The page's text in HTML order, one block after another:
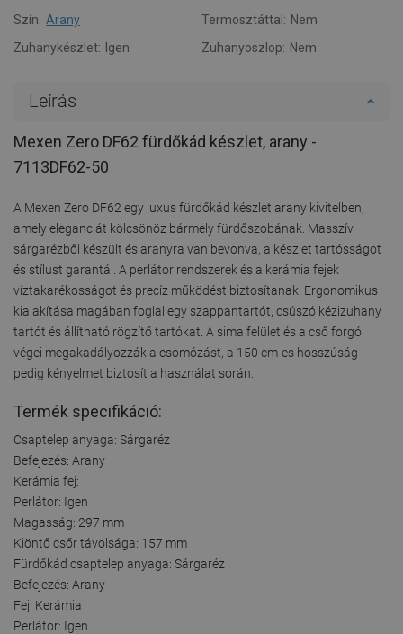
Szín: Arany Termosztáttal: Nem
Zuhanykészlet:
Igen Zuhanyoszlop: Nem
Leírás
Mexen Zero DF62 fürdőkád készlet, arany -
7113DF62-50
A Mexen Zero DF62 egy luxus fürdőkád készlet arany kivitelben,
amely eleganciát kölcsönöz bármely fürdőszobának. Masszív
sárgarézből készült és aranyra van bevonva, a készlet tartósságot
és stílust garantál. A perlátor rendszerek és a kerámia fejek
víztakarékosságot és precíz működést biztosítanak. Ergonomikus
kialakítása magában foglal egy szappantartót, csúszó kézizuhany
tartót és állítható rögzítő tartókat. A sima felület és a cső forgó
végei megakadályozzák a csomózást, a 150 cm-es hosszúság
pedig kényelmet biztosít a használat során.
Termék specifikáció:
Csaptelep anyaga: Sárgaréz
Befejezés: Arany
Kerámia fej:
Perlátor: Igen
Magasság: 297 mm
Kiöntő csőr távolsága: 157 mm
Fürdőkád csaptelep anyaga: Sárgaréz
Befejezés: Arany
Fej: Kerámia
Perlátor: Igen